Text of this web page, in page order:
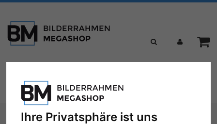
Ihre Privatsphäre ist uns
navigation
Marken Nielsen Design